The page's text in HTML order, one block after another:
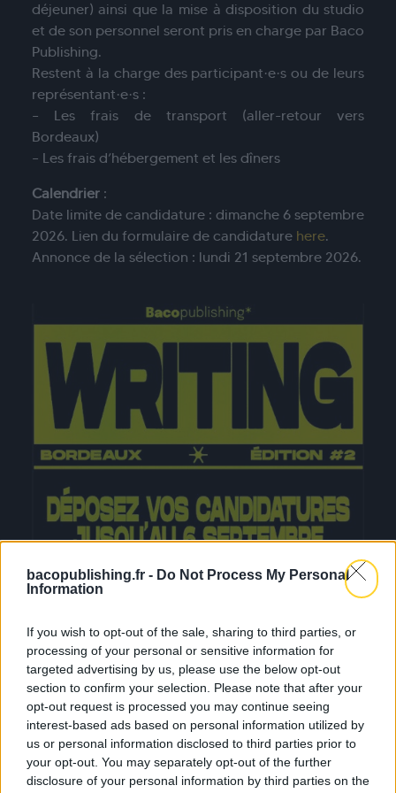
bacopublishing.fr - Do Not Process My Personal
Information
If you wish to opt-out of the sale, sharing to third parties, or
processing of your personal or sensitive information for
targeted advertising by us, please use the below opt-out
section to confirm your selection. Please note that after your
opt-out request is processed you may continue seeing
interest-based ads based on personal information utilized by
us or personal information disclosed to third parties prior to
your opt-out. You may separately opt-out of the further
disclosure of your personal information by third parties on the
déjeuner) ainsi que la mise à disposition du studio
et de son personnel seront pris en charge par Baco
Publishing.
Restent à la charge des participant·e·s ou de leurs
représentant·e·s :
– Les frais de transport (aller-retour vers
Bordeaux)
– Les frais d’hébergement et les dîners
Calendrier :
Date limite de candidature : dimanche 6 septembre
2026. Lien du formulaire de candidature here.
Annonce de la sélection : lundi 21 septembre 2026.
Retour en images sur notre premier camp